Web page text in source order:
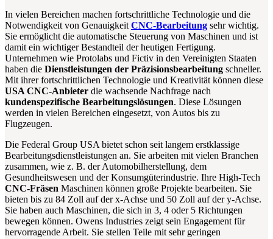
In vielen Bereichen machen fortschrittliche Technologie und die
Notwendigkeit von Genauigkeit CNC-Bearbeitung sehr wichtig.
Sie ermöglicht die automatische Steuerung von Maschinen und ist
damit ein wichtiger Bestandteil der heutigen Fertigung.
Unternehmen wie Protolabs und Fictiv in den Vereinigten Staaten
haben die Dienstleistungen der Präzisionsbearbeitung schneller.
Mit ihrer fortschrittlichen Technologie und Kreativität können diese
USA CNC-Anbieter die wachsende Nachfrage nach
kundenspezifische Bearbeitungslösungen. Diese Lösungen
werden in vielen Bereichen eingesetzt, von Autos bis zu
Flugzeugen.
Die Federal Group USA bietet schon seit langem erstklassige
Bearbeitungsdienstleistungen an. Sie arbeiten mit vielen Branchen
zusammen, wie z. B. der Automobilherstellung, dem
Gesundheitswesen und der Konsumgüterindustrie. Ihre High-Tech
CNC-Fräsen Maschinen können große Projekte bearbeiten. Sie
bieten bis zu 84 Zoll auf der x-Achse und 50 Zoll auf der y-Achse.
Sie haben auch Maschinen, die sich in 3, 4 oder 5 Richtungen
bewegen können. Owens Industries zeigt sein Engagement für
hervorragende Arbeit. Sie stellen Teile mit sehr geringen